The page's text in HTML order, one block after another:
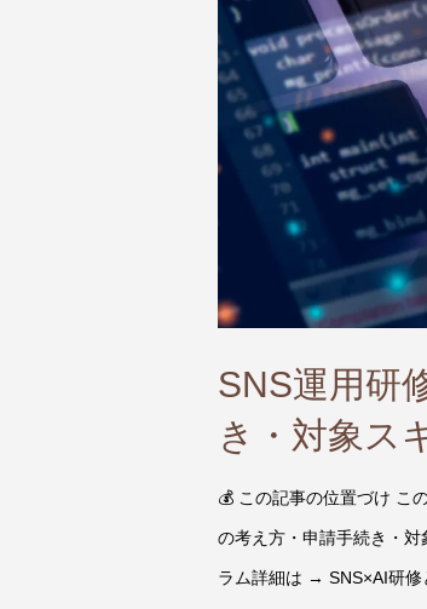
SNS運用研
き・対象ス
💰 この記事の位置づけ こ
の考え方・申請手続き・
ラム詳細は → SNS×AI研修